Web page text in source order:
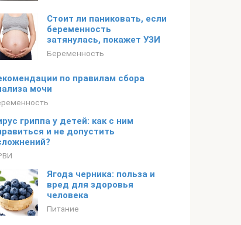
Стоит ли паниковать, если
беременность
затянулась, покажет УЗИ
Беременность
по правилам сбора
мочи
гриппа у детей: как с ним
и не допустить
Ягода черника: польза и
вред для здоровья
человека
Питание